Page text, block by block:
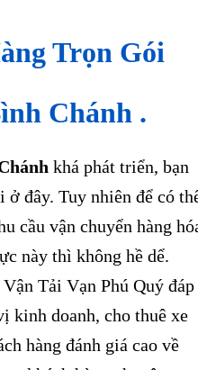
Trọn Gói
Chánh .
khá phát triển, bạn
đây. Tuy nhiên để có
cầu vận chuyển hàng
này thì không hề dể.
Vận Tải Vạn Phú Quý đáp
kinh doanh, cho thuê xe
hàng đánh giá cao về